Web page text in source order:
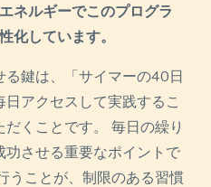
ネルギーでこのプログラ
化しています。
鍵は、「サイマーの40日
アクセスして実践するこ
くことです。 毎日の繰り
させる重要なポイントで
うことが、制限のある習慣